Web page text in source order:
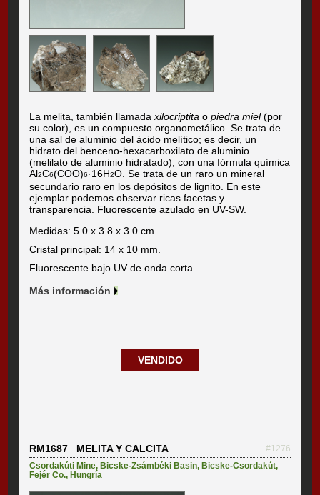
La melita, también llamadaxilocriptita opiedra miel(por
su color), es un compuesto organometálico. Se trata de
una sal de aluminio del ácido melítico; es decir, un
hidrato del benceno-hexacarboxilato de aluminio
(melilato de aluminio hidratado), con una fórmula química
Al2C6(COO)6·16H2O. Se trata de un raro un mineral
secundario raro en los depósitos de lignito. En este
ejemplar podemos observar ricas facetas y
transparencia. Fluorescente azulado en UV-SW.
Medidas: 5.0 x 3.8 x 3.0 cm
Cristal principal: 14 x 10 mm.
Fluorescente bajo UV de onda corta
Más información
VENDIDO
RM1687 MELITA Y CALCITA
#1276
Csordakúti Mine, Bicske-Zsámbéki Basin, Bicske-Csordakút,
Fejér Co., Hungría